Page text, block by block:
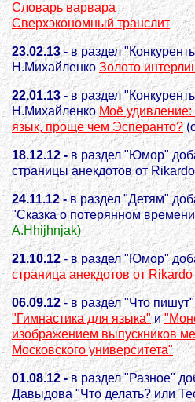
Словарь варвара
Сверхэкономный транслит
23.02.13 -в раздел
Н.Михайленко Золото
22.01.13 -в раздел
Н.МихайленкоМоё удивление:
язык, проще чем Эсперанто?
18.12.12 -в раздел "Юмор"
страницы анекдотов от
24.11.12 -в раздел "Детям"
"Сказка о потерянном
A.Hhijhnjak)
21.10.12- в раздел "Юмор"
страница анекдотов от
06.09.12 - в раздел "Что
"Гимнастика для языка"и
изображением выпускников
Московского университета"
01.08.12 -в раздел "Разное"
Давыдова "Что делать? или